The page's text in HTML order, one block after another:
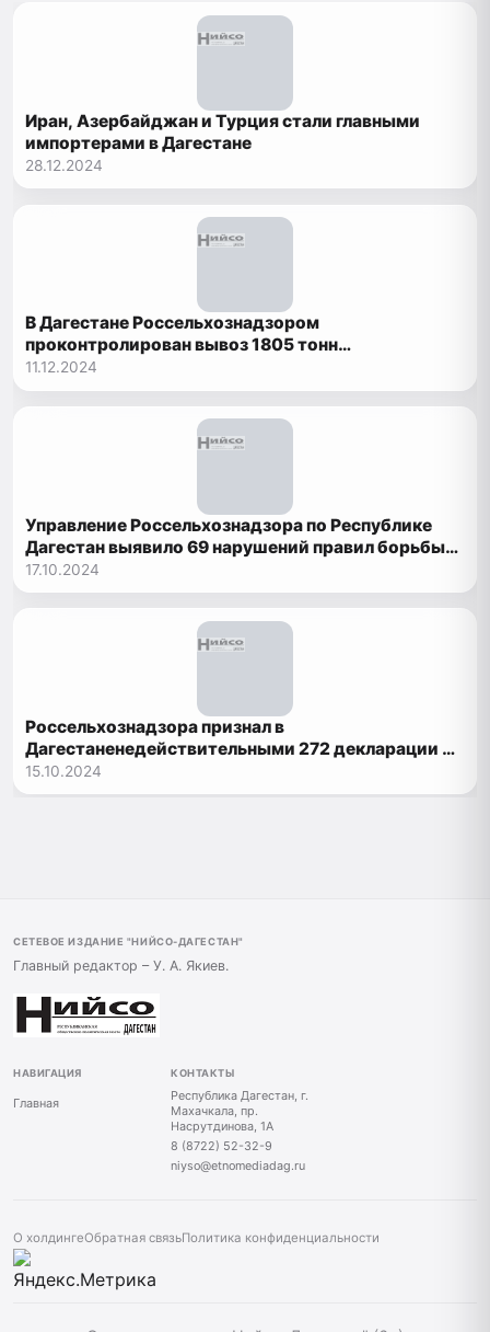
Иран, Азербайджан и Турция стали главными
импортерами в Дагестане
28.12.2024
В Дагестане Россельхознадзором
проконтролирован вывоз 1805 тонн
животноводческой продукции
11.12.2024
Управление Россельхознадзора по Республике
Дагестан выявило 69 нарушений правил борьбы
карантинными объектами
17.10.2024
Россельхознадзора признал в
Дагестаненедействительными 272 декларации о
соответствии на зерно
15.10.2024
СЕТЕВОЕ ИЗДАНИЕ "НИЙСО-ДАГЕСТАН"
Главный редактор – У. А. Якиев.
НАВИГАЦИЯ
Главная
КОНТАКТЫ
Республика Дагестан, г.
Махачкала, пр.
Насрутдинова, 1А
8 (8722) 52-32-9
niyso@etnomediadag.ru
О холдингеОбратная связьПолитика конфиденциальности